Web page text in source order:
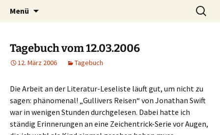
Timo Bader
Willkommen im Reich der Geschichten
Menü
Tagebuch vom 12.03.2006
12. März 2006 Tagebuch
Die Arbeit an der Literatur-Leseliste läuft gut, um nicht zu
sagen: phänomenal! „Gullivers Reisen“ von Jonathan Swift
war in wenigen Stunden durchgelesen. Dabei hatte ich
ständig Erinnerungen an eine Zeichentrick-Serie vor Augen,